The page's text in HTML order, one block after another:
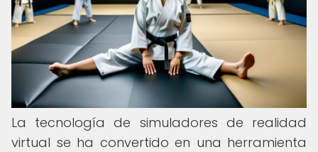
La tecnología de simuladores de realidad
virtual se ha convertido en una herramienta